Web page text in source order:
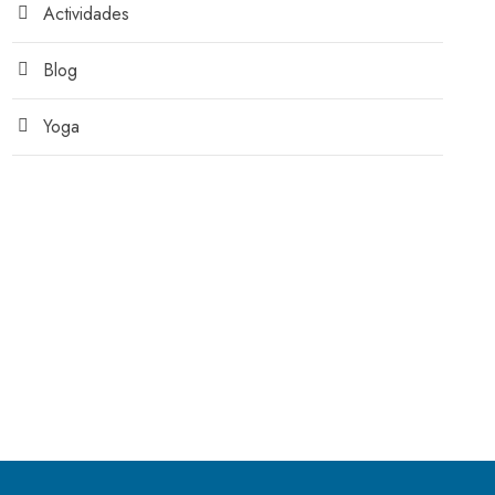
Actividades
Blog
Yoga